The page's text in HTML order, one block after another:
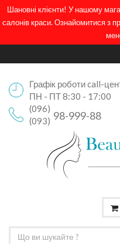
Шановні клієнти! У нашому
салонів краси. Ознайомитися з
Графік роботи call-
ПН - ПТ 8:30 - 17:00
(096)
98-999-88
(093)